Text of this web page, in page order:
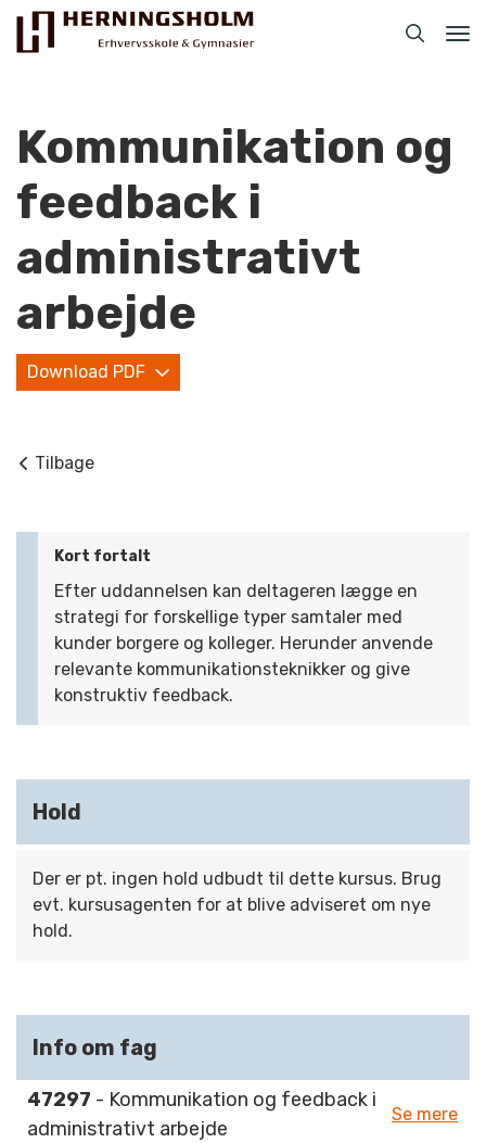
Praktisk
For beskæftigede
For virksomheder
Kontakt
Kommunikation og
feedback i
administrativt
arbejde
Download PDF
Tilbage
Kort fortalt
Efter uddannelsen kan deltageren lægge en
strategi for forskellige typer samtaler med
kunder borgere og kolleger. Herunder anvende
relevante kommunikationsteknikker og give
konstruktiv feedback.
Hold
Der er pt. ingen hold udbudt til dette kursus. Brug
evt. kursusagenten for at blive adviseret om nye
hold.
Info om fag
47297 - Kommunikation og feedback i
administrativt arbejde
Se mere